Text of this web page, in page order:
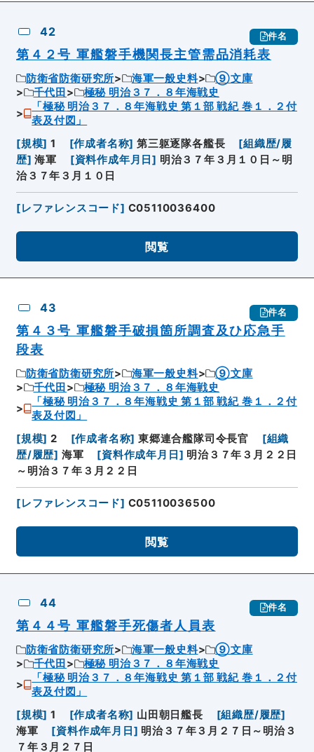
42 件名
第４２号 軍艦磐手機関長主管需品消耗表
防衛省防衛研究所 海軍一般史料
⑨文庫
千代田
極秘 明治３７．８年海戦史
「極秘 明治３７．８年海戦史 第１部 戦紀 巻１．２付
表及付図」
[規模] 1 [作成者名称] 第三躯逐隊各艦長 [組織歴/履
歴] 海軍 [資料作成年月日] 明治３７年３月１０日～明
治３７年３月１０日
[レファレンスコード] C05110036400
閲覧
43 件名
第４３号 軍艦磐手破損箇所調査及ひ応急手
段表
防衛省防衛研究所 海軍一般史料
⑨文庫
千代田
極秘 明治３７．８年海戦史
「極秘 明治３７．８年海戦史 第１部 戦紀 巻１．２付
表及付図」
[規模] 2 [作成者名称] 東郷連合艦隊司令長官 [組織
歴/履歴] 海軍 [資料作成年月日 ] 明治３７年３月２２日
～明治３７年３月２２日
[レファレンスコード] C05110036500
閲覧
44 件名
第４４号 軍艦磐手死傷者人員表
防衛省防衛研究所 海軍一般史料
⑨文庫
千代田
極秘 明治３７．８年海戦史
「極秘 明治３７．８年海戦史 第１部 戦紀 巻１．２付
表及付図」
[規模] 1 [作成者名称] 山田朝日艦長 [組織歴/履歴]
海軍
[資料作成年月日 ] 明治３７年３月２７日～明治３
７年３月２７日